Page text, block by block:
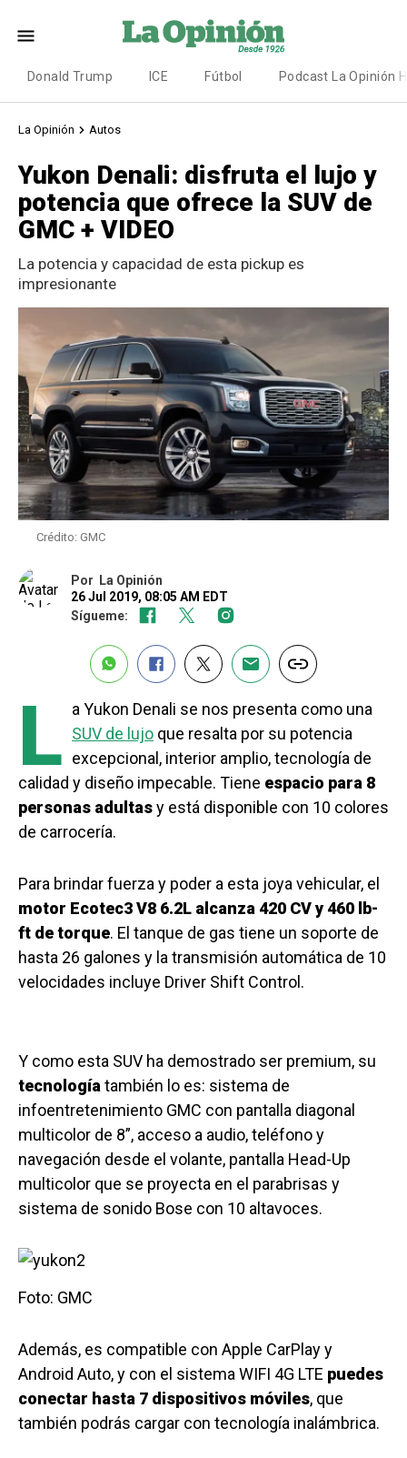
Donald Trump ICE Fútbol Podcast La Opinión
La Opinión Autos
Yukon Denali: disfruta el lujo y
potencia que ofrece la SUV de
GMC + VIDEO
La potencia y capacidad de esta pickup es
impresionante
Crédito: GMC
Por
La Opinión
26 Jul 2019, 08:05 AM EDT
Sígueme:
L a Yukon Denali se nos presenta como una
SUV de lujo que resalta por su potencia
excepcional, interior amplio, tecnología de
calidad y diseño impecable. Tiene espacio para 8
personas adultasy está disponible con 10 colores
de carrocería.
Para brindar fuerza y poder a esta joya vehicular, el
motor Ecotec3 V8 6.2L alcanza 420 CV y 460 lb-
ft de torque. El tanque de gas tiene un soporte de
hasta 26 galones y la transmisión automática de 10
velocidades incluye Driver Shift Control.
Y como esta SUV ha demostrado ser premium, su
tecnologíatambién lo es: sistema de
infoentretenimiento GMC con pantalla diagonal
multicolor de 8”, acceso a audio, teléfono y
navegación desde el volante, pantalla Head-Up
multicolor que se proyecta en el parabrisas y
sistema de sonido Bose con 10 altavoces.
Foto: GMC
Además, es compatible con Apple CarPlay y
Android Auto, y con el sistema WIFI 4G LTE puedes
conectar hasta 7 dispositivos móviles, que
también podrás cargar con tecnología inalámbrica.